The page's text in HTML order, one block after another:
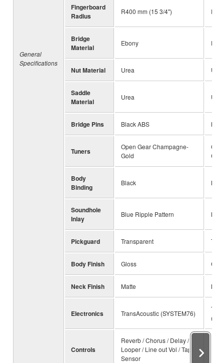
General
Specifications
Fingerboard
Radius
R400 mm (15 3/4")
Bridge
Material
Ebony
Nut Material Urea Urea
Saddle
Material
Urea Urea
Bridge Pins Black ABS
Tuners
Open Gear Champagne-
Gold
Body
Binding
Black
Soundhole
Inlay
Blue Ripple Pattern
Pickguard Transparent
Body Finish Gloss
Neck Finish Matte
Electronics TransAcoustic (SYSTEM76)
Controls
Reverb / Chorus / Delay /
Looper / Line out Vol / Tap
Sensor